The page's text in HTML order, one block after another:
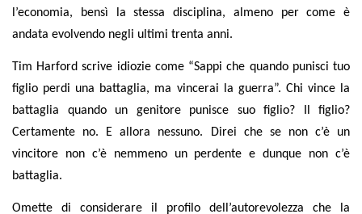
l’economia, bensì la stessa disciplina, almeno per come è
andata evolvendo negli ultimi trenta anni.
Tim Harford scrive idiozie come “Sappi che quando punisci tuo
figlio perdi una battaglia, ma vincerai la guerra”. Chi vince la
battaglia quando un genitore punisce suo figlio? Il figlio?
Certamente no. E allora nessuno. Direi che se non c’è un
vincitore non c’è nemmeno un perdente e dunque non c’è
battaglia.
Omette di considerare il profilo dell’autorevolezza che la